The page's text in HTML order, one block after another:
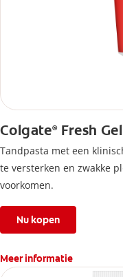
Colgate®Fresh Gel
Tandpasta met een
te versterken en zwakke
voorkomen.
Nu kopen
Meer informatie